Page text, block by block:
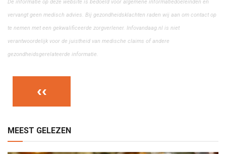
De informatie op deze website is bedoeld voor algemene informatiedoeleinden en
vervangt geen medisch advies. Bij gezondheidsklachten raden wij aan om contact op
te nemen met een gekwalificeerde zorgverlener. Infovandaag.nl is niet
verantwoordelijk voor de juistheid van medische claims of andere
gezondheidsgerelateerde informatie.
‹‹
MEEST GELEZEN